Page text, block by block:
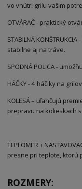
vo vnútri grilu vašim
OTVÁRAČ - praktický
STABILNÁ
stabilne aj na tráve.
SPODNÁ POLICA -
HÁČKY - 4 háčiky na
KOLESÁ – uľahčujú
prepravu na kolieskach
TEPLOMER +
presne pri teplote, ktorú
ROZMERY: